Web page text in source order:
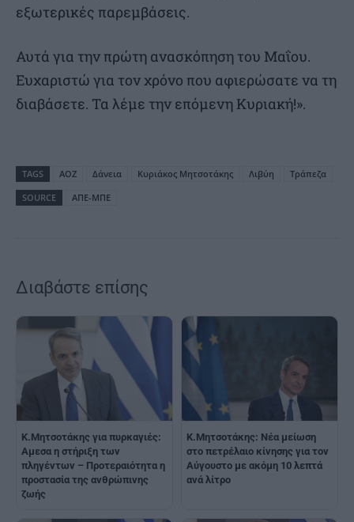
εξωτερικές παρεμβάσεις.
Αυτά για την πρώτη ανασκόπηση του Μαΐου.
Ευχαριστώ για τον χρόνο που αφιερώσατε να τη
διαβάσετε. Τα λέμε την επόμενη Κυριακή!».
TAGS ΑΟΖ Δάνεια Κυριάκος Μητσοτάκης Λιβύη
Τράπεζα
SOURCE
ΑΠΕ-ΜΠΕ
Διαβάστε επίσης
K.Μητσοτάκης για πυρκαγιές:
Αμεσα η στήριξη των
πληγέντων – Προτεραιότητα η
προστασία της ανθρώπινης
ζωής
Κ.Μητσοτάκης: Νέα μείωση
στο πετρέλαιο κίνησης για τον
Αύγουστο με ακόμη 10 λεπτά
ανά λίτρο